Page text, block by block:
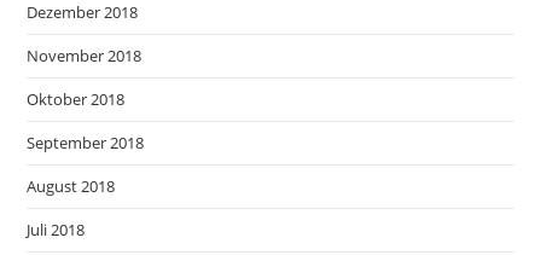
Dezember 2018
November 2018
Oktober 2018
September 2018
August 2018
Juli 2018